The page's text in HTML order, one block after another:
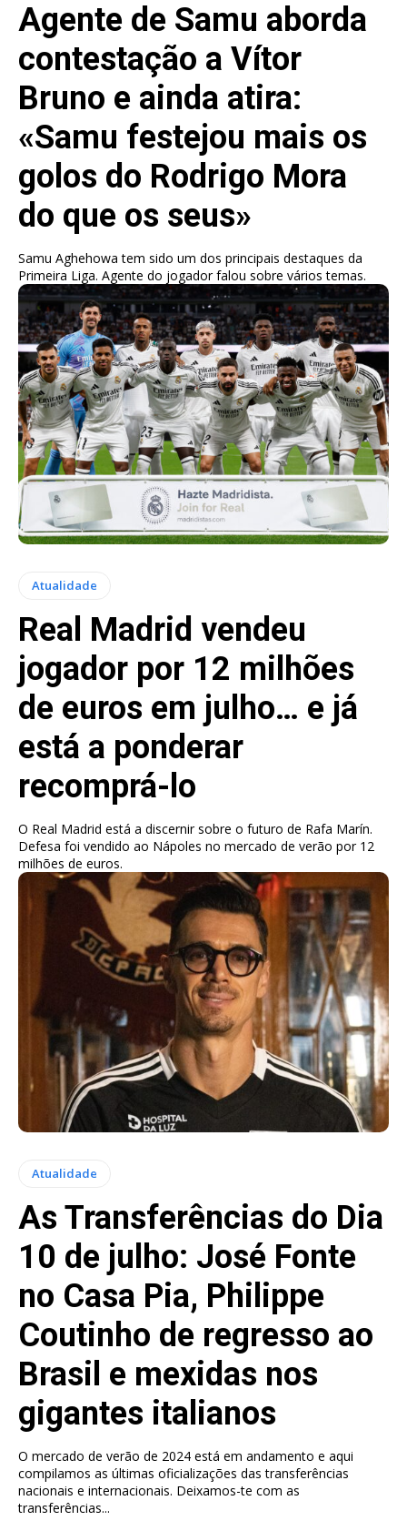
Agente de Samu aborda
contestação a Vítor
Bruno e ainda atira:
«Samu festejou mais os
golos do Rodrigo Mora
do que os seus»
Samu Aghehowa tem sido um dos principais destaques da
Primeira Liga. Agente do jogador falou sobre vários temas.
Atualidade
Real Madrid vendeu
jogador por 12 milhões
de euros em julho… e já
está a ponderar
recomprá-lo
O Real Madrid está a discernir sobre o futuro de Rafa Marín.
Defesa foi vendido ao Nápoles no mercado de verão por 12
milhões de euros.
Atualidade
As Transferências do Dia
10 de julho: José Fonte
no Casa Pia, Philippe
Coutinho de regresso ao
Brasil e mexidas nos
gigantes italianos
O mercado de verão de 2024 está em andamento e aqui
compilamos as últimas oficializações das transferências
nacionais e internacionais. Deixamos-te com as
transferências...